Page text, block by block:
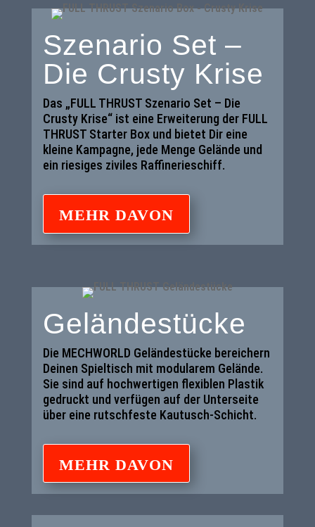
Szenario Set –
Die Crusty Krise
Das „FULL THRUST Szenario Set – Die
Crusty Krise“ ist eine Erweiterung der FULL
THRUST Starter Box und bietet Dir eine
kleine Kampagne, jede Menge Gelände und
ein riesiges ziviles Raffinerieschiff.
MEHR DAVON
Geländestücke
Die MECHWORLD Geländestücke bereichern
Deinen Spieltisch mit modularem Gelände.
Sie sind auf hochwertigen flexiblen Plastik
gedruckt und verfügen auf der Unterseite
über eine rutschfeste Kautusch-Schicht.
MEHR DAVON